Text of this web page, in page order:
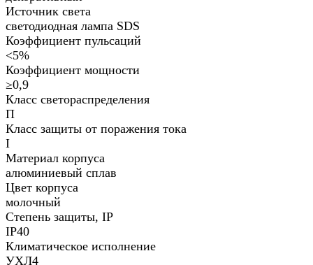
Источник света
светодиодная лампа SDS
Коэффициент пульсаций
<5%
Коэффициент мощности
≥0,9
Класс светораспределения
П
Класс защиты от поражения тока
I
Материал корпуса
алюминиевый сплав
Цвет корпуса
молочный
Степень защиты, IP
IP40
Климатическое исполнение
УХЛ4